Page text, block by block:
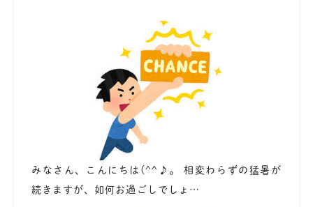
みなさん、こんにちは(^^♪。 相変わらずの猛暑が
続きますが、如何お過ごしでしょ…